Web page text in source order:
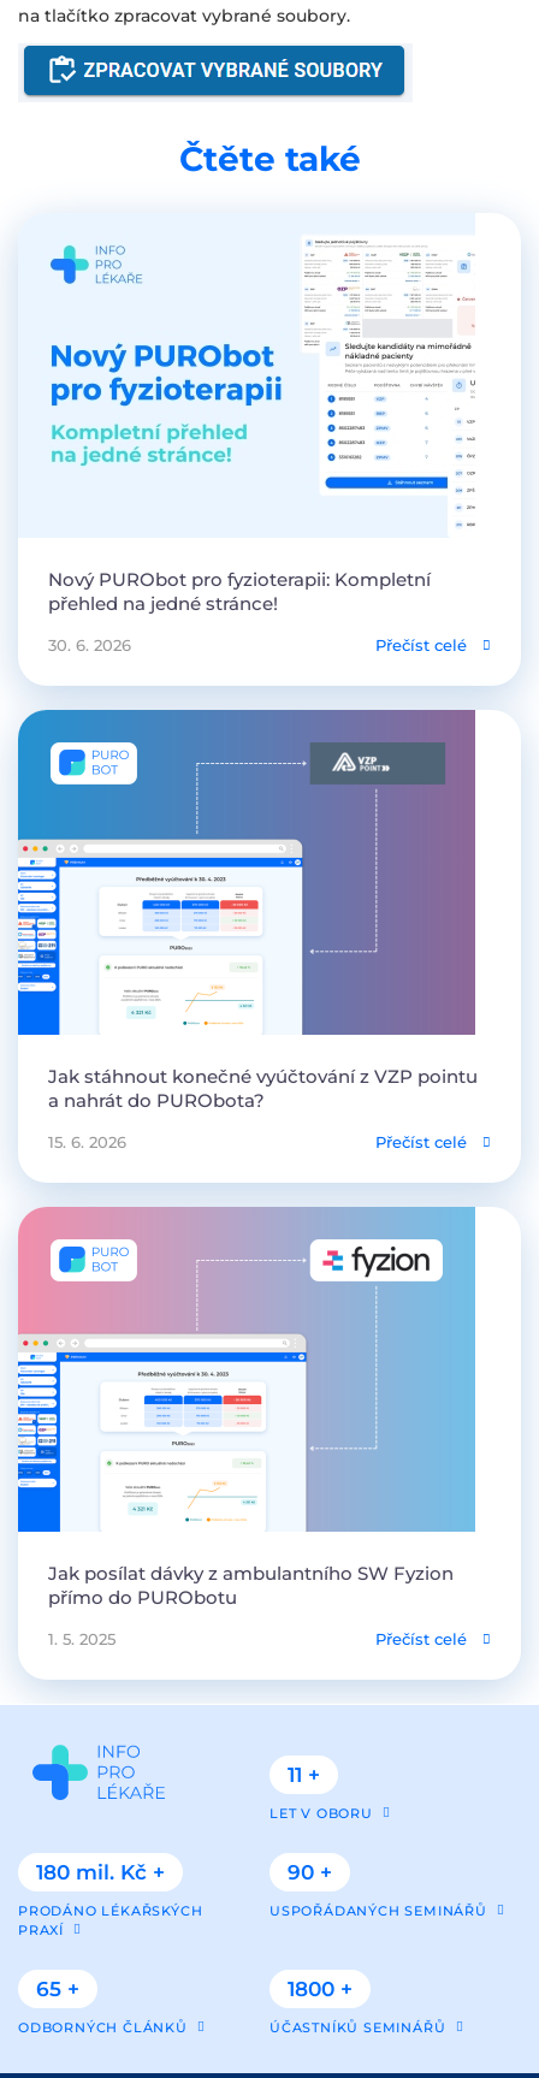
na tlačítko zpracovat vybrané soubory.
Čtěte také
Nový PURObot pro fyzioterapii: Kompletní
přehled na jedné stránce!
30. 6. 2026 Přečíst celé
Jak stáhnout konečné vyúčtování z VZP pointu
a nahrát do PURObota?
15. 6. 2026 Přečíst celé
Jak posílat dávky z ambulantního SW Fyzion
přímo do PURObotu
1. 5. 2025 Přečíst celé
11 +
LET V OBORU
180 mil. Kč +
PRODÁNO LÉKAŘSKÝCH
PRAXÍ
90 +
USPOŘÁDANÝCH SEMINÁŘŮ
65 +
ODBORNÝCH ČLÁNKŮ
1800 +
ÚČASTNÍKŮ SEMINÁŘŮ